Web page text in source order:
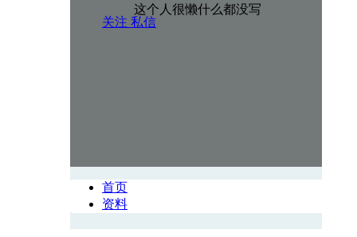
这个人很懒什么都没写
关注 私信
首页
资料